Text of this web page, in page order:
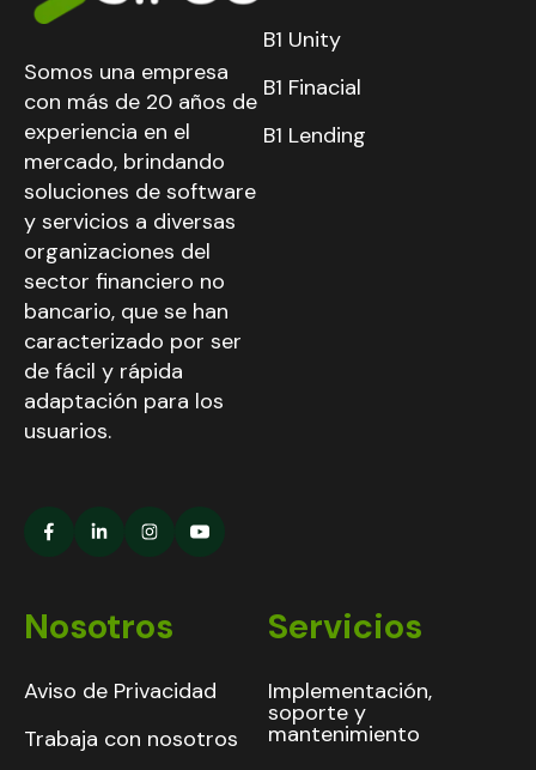
Somos una empresa
con más de 20 años de
experiencia en el
mercado, brindando
soluciones de software
y servicios a diversas
organizaciones del
sector financiero no
bancario, que se han
caracterizado por ser
de fácil y rápida
adaptación para los
usuarios.
B1 Unity
B1 Finacial
B1 Lending
Nosotros
Aviso de Privacidad
Trabaja con nosotros
Servicios
Implementación,
soporte y
mantenimiento